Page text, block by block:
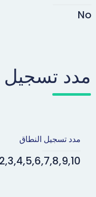
No
مدد تسجيل
مدد تسجيل النطاق
1,2,3,4,5,6,7,8,9,10 سنة/